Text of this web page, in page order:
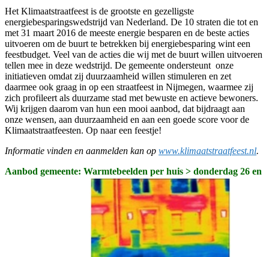
Het Klimaatstraatfeest is de grootste en gezelligste
energiebesparingswedstrijd van Nederland. De 10 straten die tot en
met 31 maart 2016 de meeste energie besparen en de beste acties
uitvoeren om de buurt te betrekken bij energiebesparing wint een
feestbudget. Veel van de acties die wij met de buurt willen uitvoeren
tellen mee in deze wedstrijd. De gemeente ondersteunt onze
initiatieven omdat zij duurzaamheid willen stimuleren en zet
daarmee ook graag in op een straatfeest in Nijmegen, waarmee zij
zich profileert als duurzame stad met bewuste en actieve bewoners.
Wij krijgen daarom van hun een mooi aanbod, dat bijdraagt aan
onze wensen, aan duurzaamheid en aan een goede score voor de
Klimaatstraatfeesten. Op naar een feestje!
Informatie vinden en aanmelden kan op www.klimaatstraatfeest.nl.
Aanbod gemeente: Warmtebeelden per huis > donderdag 26 en